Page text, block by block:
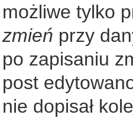
możliwe tylko
zmień przy
po zapisaniu
post
nie dopisał